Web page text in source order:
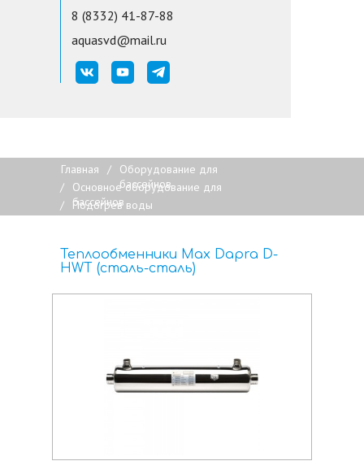
8 (8332) 41-87-88
aquasvd@mail.ru
Главная
Оборудование для
бассейнов
/
Основное оборудование для
бассейнов
/
Подогрев воды
/
Теплообменники Max Dapra D-
HWT (сталь-сталь)